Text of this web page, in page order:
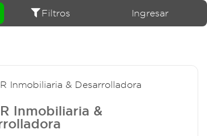
Filtros Ingresar
Inmobiliaria &